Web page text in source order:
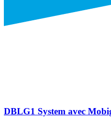
DBLG1 System avec